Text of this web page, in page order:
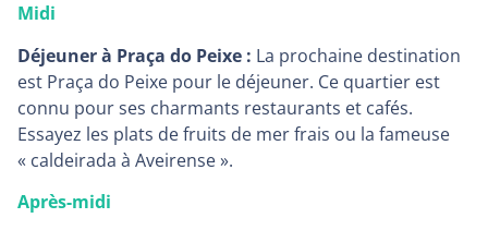
Midi
Déjeuner à Praça do Peixe : La prochaine destination
est Praça do Peixe pour le déjeuner. Ce quartier est
connu pour ses charmants restaurants et cafés.
Essayez les plats de fruits de mer frais ou la fameuse
« caldeirada à Aveirense ».
Après-midi